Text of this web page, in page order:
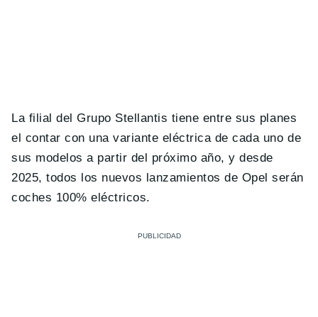
La filial del Grupo Stellantis tiene entre sus planes
el contar con una variante eléctrica de cada uno de
sus modelos a partir del próximo año, y desde
2025, todos los nuevos lanzamientos de Opel serán
coches 100% eléctricos.